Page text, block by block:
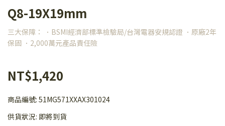
Q8-19X19mm
三大保障： ．BSMI經濟部標準檢驗局/台灣電器安規認證 ．原廠2年
保固 ．2,000萬元產品責任險
NT$1,420
商品編號: 51MG571XXAX301024
供貨狀況: 即將到貨